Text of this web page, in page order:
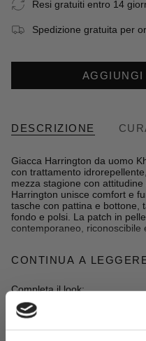
Resi gratuiti entro 14
Spedizione gratuita per
AGGIUNGI
DESCRIZIONE
Giacca Harrington da uomo
con trattamento
mezza stagione con
Harrington unisce comfort e
tasche con pattina e bottone,
fondo e polsi. La patch in
contemporaneo, riconoscibile
Dettagli
- tessuto antivento e
- chiusura con zip doppio
- patch in pelle con - logo su
- Colore: Khaky
CONTINUA A
Completa il look:
Sky Blue